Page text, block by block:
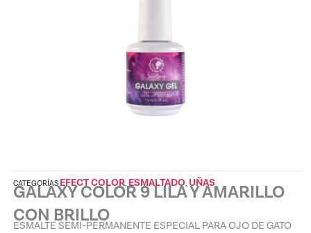
CATEGORÍASEFECT COLOR,ESMALTADO, UÑAS
GALAXY COLOR 9 LILA Y AMARILLO
CON BRILLO
ESMALTE SEMI-PERMANENTE ESPECIAL PARA OJO DE GATO